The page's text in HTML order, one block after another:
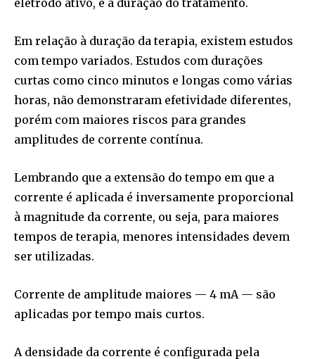
Em relação à duração da terapia, existem estudos
com tempo variados. Estudos com durações
curtas como cinco minutos e longas como várias
horas, não demonstraram efetividade diferentes,
porém com maiores riscos para grandes
amplitudes de corrente contínua.
Lembrando que a extensão do tempo em que a
corrente é aplicada é inversamente proporcional
à magnitude da corrente, ou seja, para maiores
tempos de terapia, menores intensidades devem
ser utilizadas.
Corrente de amplitude maiores — 4 mA — são
aplicadas por tempo mais curtos.
A densidade da corrente é configurada pela